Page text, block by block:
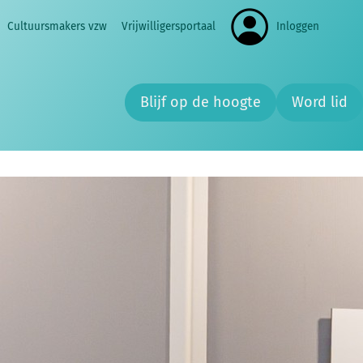
Blijf op de hoogte Word lid
Cultuursmakers vzw Vrijwilligersportaal Inloggen
‘Elke waterdruppel telt!’. De wedstrijd
landen.